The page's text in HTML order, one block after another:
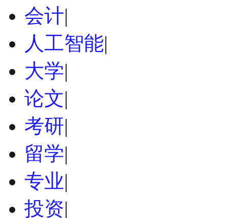
会计|
人工智能|
大学|
论文|
考研|
留学|
专业|
投资|